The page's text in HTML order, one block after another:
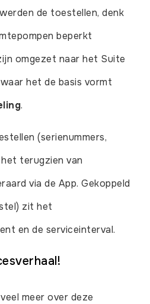
de toestellen, denk
beperkt
omgezet naar het Suite
het de basis vormt
.
(serienummers,
terugzien van
via de App. Gekoppeld
zit het
en de serviceinterval.
meer over deze